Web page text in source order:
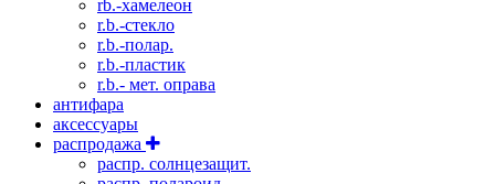
rb.-хамелеон
r.b.-стекло
r.b.-полар.
r.b.-пластик
r.b.- мет. оправа
антифара
аксессуары
распродажа
распр. солнцезащит.